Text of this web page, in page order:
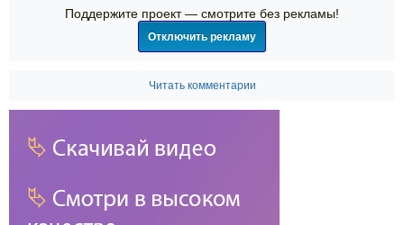
Поддержите проект — смотрите без рекламы!
Отключить рекламу
Читать комментарии